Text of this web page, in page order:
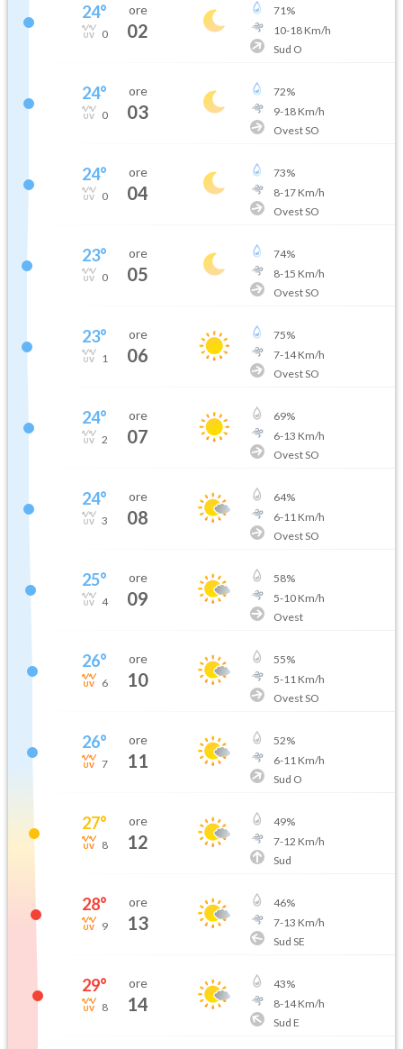
24°
0
ore
02
71%
10-18Km/h
Sud O
24°
0
ore
03
72%
9-18Km/h
Ovest SO
24°
0
ore
04
73%
8-17Km/h
Ovest SO
23°
0
ore
05
74%
8-15 Km/h
Ovest SO
23°
1
ore
06
75%
7-14Km/h
Ovest SO
24°
2
ore
07
69%
6-13 Km/h
Ovest SO
24°
3
ore
08
64%
6-11 Km/h
Ovest SO
25°
4
ore
09
58%
5-10Km/h
Ovest
26°
6
ore
10
55%
5-11 Km/h
Ovest SO
26°
7
ore
11
52%
6-11 Km/h
Sud O
27°
8
ore
12
49%
7-12 Km/h
Sud
28°
9
ore
13
46%
7-13 Km/h
Sud SE
29°
8
ore
14
43%
8-14Km/h
Sud E